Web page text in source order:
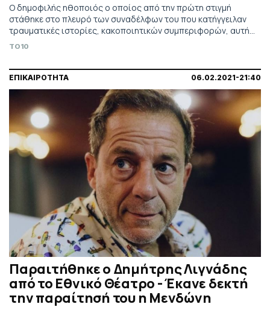
Ο δημοφιλής ηθοποιός ο οποίος από την πρώτη στιγμή
στάθηκε στο πλευρό των συναδέλφων του που κατήγγειλαν
τραυματικές ιστορίες, κακοποιητικών συμπεριφορών, αυτή
τη φορά μέσα από ανάρτησή του στα social media ζητά την
TO10
ΕΠΙΚΑΙΡΟΤΗΤΑ 06.02.2021-21:40
Παραιτήθηκε ο Δημήτρης Λιγνάδης
από το Εθνικό Θέατρο - Έκανε δεκτή
την παραίτησή του η Μενδώνη